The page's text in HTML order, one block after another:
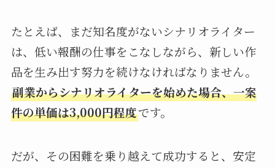
たとえば、まだ知名度がないシナリオライター
は、低い報酬の仕事をこなしながら、新しい作
品を生み出す努力を続けなければなりません。
副業からシナリオライターを始めた場合、一案
件の単価は3,000円程度です。
だが、その困難を乗り越えて成功すると、安定